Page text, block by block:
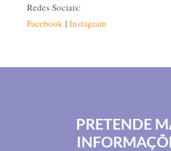
Redes Sociais:
Facebook | Instagram
PRETENDE